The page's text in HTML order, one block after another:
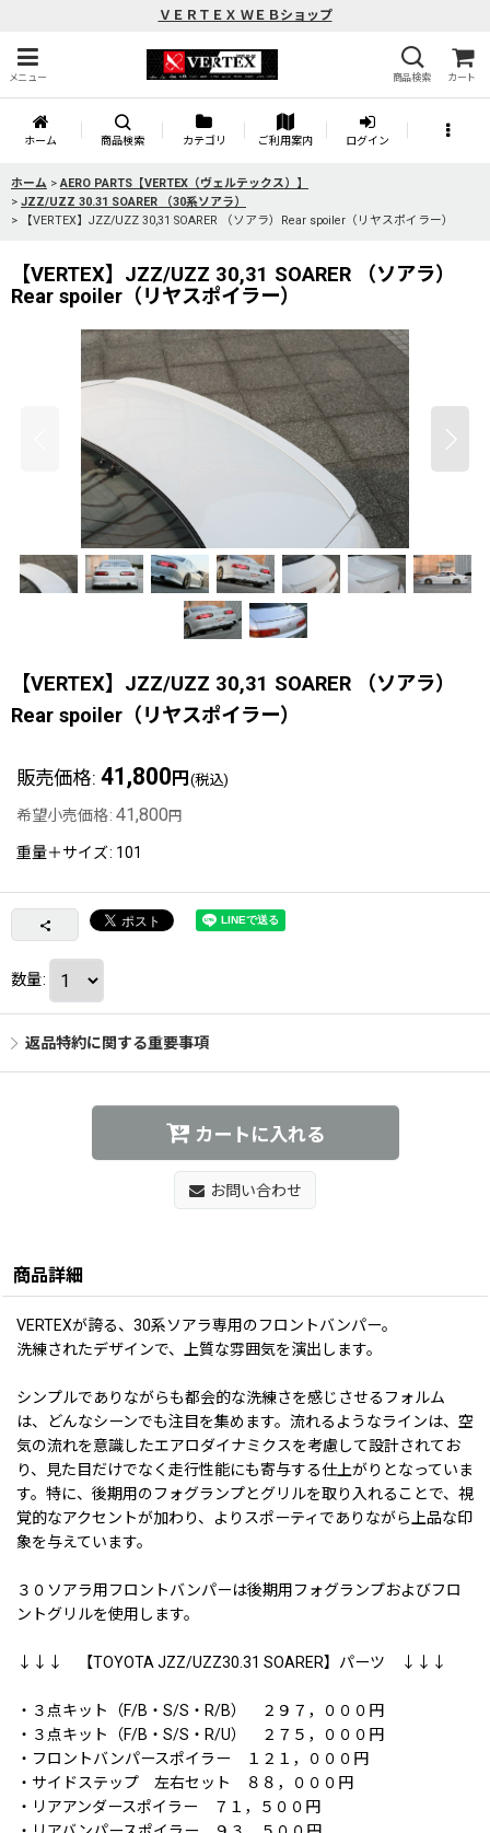
ＶＥＲＴＥＸ ＷＥＢショップ
メニュー 商品検索 カート
ホーム 商品検索 カテゴリ ご利用案内 ログイン
ホーム > AERO PARTS【VERTEX（ヴェルテックス）】
> JZZ/UZZ 30.31 SOARER （30系ソアラ）
>
【VERTEX】JZZ/UZZ 30,31 SOARER （ソアラ）Rear spoiler（リヤスポイラー）
【VERTEX】JZZ/UZZ 30,31 SOARER （ソアラ）
Rear spoiler（リヤスポイラー）
【VERTEX】JZZ/UZZ 30,31 SOARER （ソアラ）
Rear spoiler（リヤスポイラー）
販売価格: 41,800 円 (税込)
希望小売価格: 41,800 円
重量＋サイズ: 101
数量:
返品特約に関する重要事項
カートに入れる
お問い合わせ
商品詳細
VERTEXが誇る、30系ソアラ専用のフロントバンパー。
洗練されたデザインで、上質な雰囲気を演出します。
シンプルでありながらも都会的な洗練さを感じさせるフォルム
は、どんなシーンでも注目を集めます。流れるようなラインは、空
気の流れを意識したエアロダイナミクスを考慮して設計されてお
り、見た目だけでなく走行性能にも寄与する仕上がりとなっていま
す。特に、後期用のフォグランプとグリルを取り入れることで、視
覚的なアクセントが加わり、よりスポーティでありながら上品な印
象を与えています。
３０ソアラ用フロントバンパーは後期用フォグランプおよびフロ
ントグリルを使用します。
↓↓↓ 【TOYOTA JZZ/UZZ30.31 SOARER】パーツ ↓↓↓
・３点キット（F/B・S/S・R/B） ２９７，０００円
・３点キット（F/B・S/S・R/U） ２７５，０００円
・フロントバンパースポイラー １２１，０００円
・サイドステップ 左右セット ８８，０００円
・リアアンダースポイラー ７１，５００円